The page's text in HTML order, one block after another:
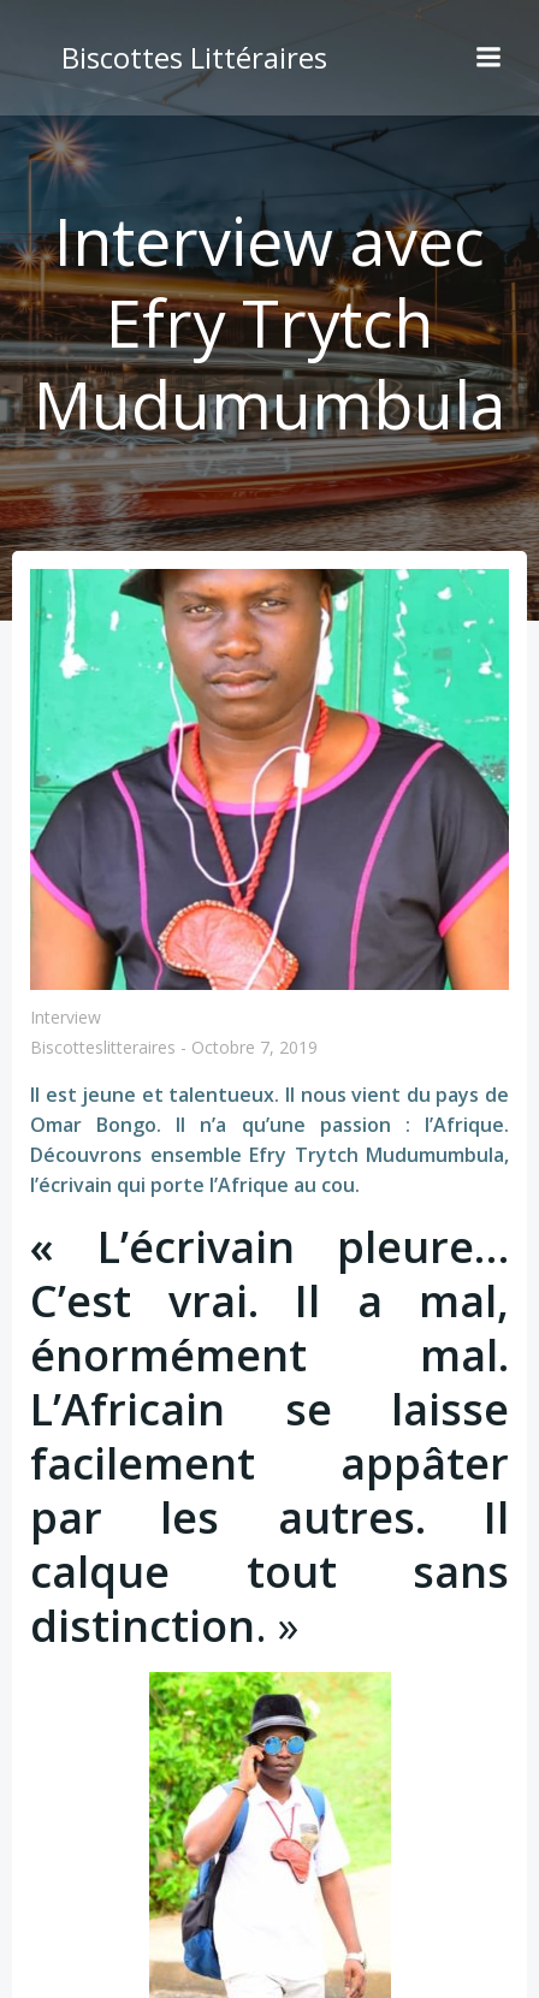
au
contenu
Biscottes Littéraires
Interview avec
Efry Trytch
Mudumumbula
Interview
Biscotteslitteraires - Octobre 7, 2019
Il est jeune et talentueux. Il nous vient du pays de
Omar Bongo. Il n’a qu’une passion : l’Afrique.
Découvrons ensemble Efry Trytch Mudumumbula,
l’écrivain qui porte l’Afrique au cou.
« L’écrivain pleure…
C’est vrai. Il a mal,
énormément mal.
L’Africain se laisse
facilement appâter
par les autres. Il
calque tout sans
distinction. »